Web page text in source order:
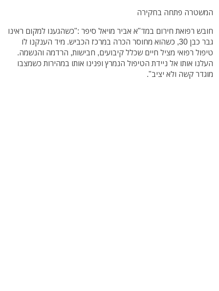
המשטרה פתחה בחקירה
חובש רפואת חירום במד"א אביר מויאל סיפר :"כשהגענו למקום ראינו
גבר כבן 30, כשהוא מחוסר הכרה במרכז הכביש. מיד הענקנו לו
טיפול רפואי מציל חיים שכלל קיבועים, חבישות, הרדמה והנשמה.
העלנו אותו אל ניידת הטיפול הנמרץ ופנינו אותו במהירות כשמצבו
מוגדר קשה ולא יציב".